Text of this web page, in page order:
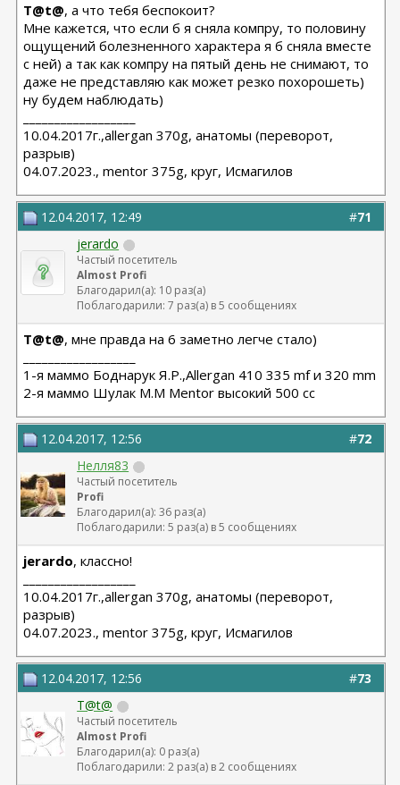
T@t@, а что тебя беспокоит?
Мне кажется, что если б я сняла компру, то половину
ощущений болезненного характера я б сняла вместе
с ней) а так как компру на пятый день не снимают, то
даже не представляю как может резко похорошеть)
ну будем наблюдать)
10.04.2017г.,allergan 370g, анатомы (переворот,
разрыв)
04.07.2023., mentor 375g, круг, Исмагилов
#71
12.04.2017, 12:49
jerardo
Частый посетитель
Almost Profi
Благодарил(а): 10 раз(а)
Поблагодарили: 7 раз(а) в 5 сообщениях
T@t@, мне правда на 6 заметно легче стало)
1-я маммо Боднарук Я.Р.,Allergan 410 335 mf и 320 mm
2-я маммо Шулак М.М Mentor высокий 500 сс
#72
12.04.2017, 12:56
Нелля83
Частый посетитель
Profi
Благодарил(а): 36 раз(а)
Поблагодарили: 5 раз(а) в 5 сообщениях
jerardo, классно!
10.04.2017г.,allergan 370g, анатомы (переворот,
разрыв)
04.07.2023., mentor 375g, круг, Исмагилов
#73
12.04.2017, 12:56
T@t@
Частый посетитель
Almost Profi
Благодарил(а): 0 раз(а)
Поблагодарили: 2 раз(а) в 2 сообщениях